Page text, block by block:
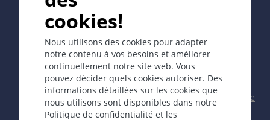
Stade I: flush
Stade II: érythèmes télangiectasiques
Stade III: papules et pustules avec un infiltrat
inflammatoire
Localisation
cookies!
Nous utilisons des cookies pour adapter
notre contenu à vos besoins et améliorer
continuellement notre site web. Vous
pouvez décider quels cookies autoriser. Des
informations détaillées sur les cookies que
nous utilisons sont disponibles dans notre
Politique de confidentialité et les
Copyright © 2003-2026 CYBERDERM Editorial Group -
Rédacteur fondateur Guenter Burg, M.D.- Concept et
coordination par Vahid Djamei, Zurich
All rights reserved.
Contact |Impressum|Soutenu par|
Politique
de confidentialité|Conditions